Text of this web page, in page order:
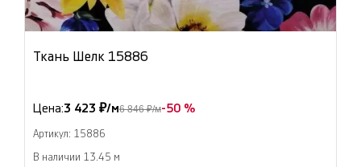
Ткань Шелк 15886
Цена:3 423 ₽/м6 846 ₽/м-50 %
Артикул: 15886
В наличии 13.45 м